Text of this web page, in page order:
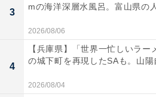
今回の成城石井のロカボフェア
ップとして約40商品をピックア
にロカボマークがつき、店内の
されているので選ぶときの参考に
3
mの海洋深層水風呂。富山県の
2026/08/06
4
【兵庫県】「世界一忙しいラー
の城下町を再現したSAも。山陽
2026/08/04